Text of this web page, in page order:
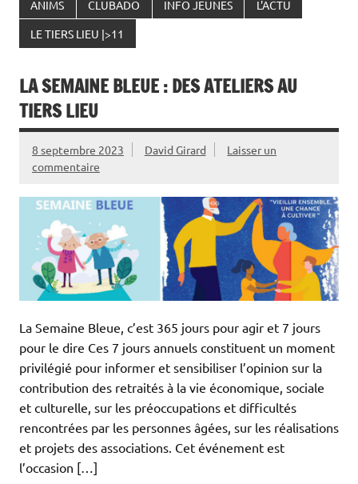
ANIMS CLUBADO INFO JEUNES L'ACTU
LE TIERS LIEU |>11
LA SEMAINE BLEUE : DES ATELIERS AU
TIERS LIEU
8 septembre 2023 David Girard
Laisser un
commentaire
La Semaine Bleue, c’est 365 jours pour agir et 7 jours
pour le dire Ces 7 jours annuels constituent un moment
privilégié pour informer et sensibiliser l’opinion sur la
contribution des retraités à la vie économique, sociale
et culturelle, sur les préoccupations et difficultés
rencontrées par les personnes âgées, sur les réalisations
et projets des associations. Cet événement est
l’occasion […]